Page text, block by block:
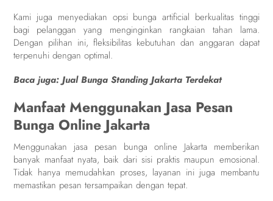
Kami juga menyediakan opsi bunga artificial berkualitas tinggi
bagi pelanggan yang menginginkan rangkaian tahan lama.
Dengan pilihan ini, fleksibilitas kebutuhan dan anggaran dapat
terpenuhi dengan optimal.
Baca juga:Jual Bunga Standing Jakarta Terdekat
Manfaat Menggunakan Jasa Pesan
Bunga Online Jakarta
Menggunakan jasa pesan bunga online Jakarta memberikan
banyak manfaat nyata, baik dari sisi praktis maupun emosional.
Tidak hanya memudahkan proses, layanan ini juga membantu
memastikan pesan tersampaikan dengan tepat.